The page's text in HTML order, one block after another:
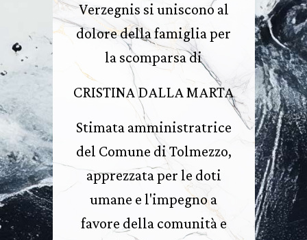
Verzegnis si uniscono al
dolore della famiglia per
la scomparsa di
CRISTINA DALLA MARTA
Stimata amministratrice
del Comune di Tolmezzo,
apprezzata per le doti
umane e l'impegno a
favore della comunità e